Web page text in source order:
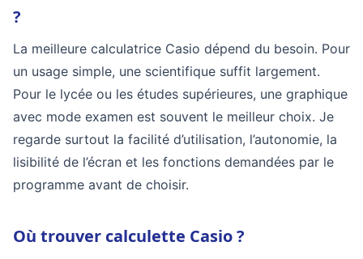
?
La meilleure calculatrice Casio dépend du besoin. Pour
un usage simple, une scientifique suffit largement.
Pour le lycée ou les études supérieures, une graphique
avec mode examen est souvent le meilleur choix. Je
regarde surtout la facilité d’utilisation, l’autonomie, la
lisibilité de l’écran et les fonctions demandées par le
programme avant de choisir.
Où trouver calculette Casio ?